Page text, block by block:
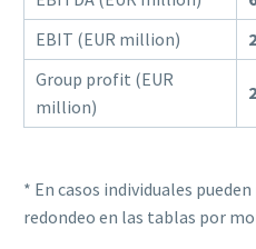
EBIT (EUR million)
Group profit (EUR
million)
* En casos individuales
redondeo en las tablas por